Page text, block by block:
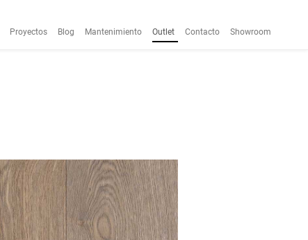
Proyectos Blog Mantenimiento Outlet Contacto Showroom